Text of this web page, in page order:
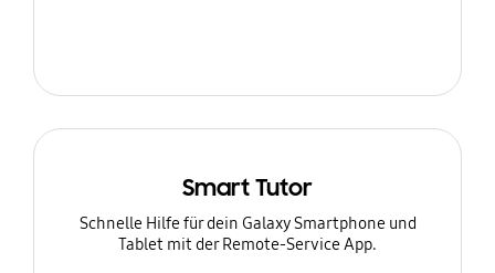
Smart Tutor
Schnelle Hilfe für dein Galaxy Smartphone und
Tablet mit der Remote-Service App.